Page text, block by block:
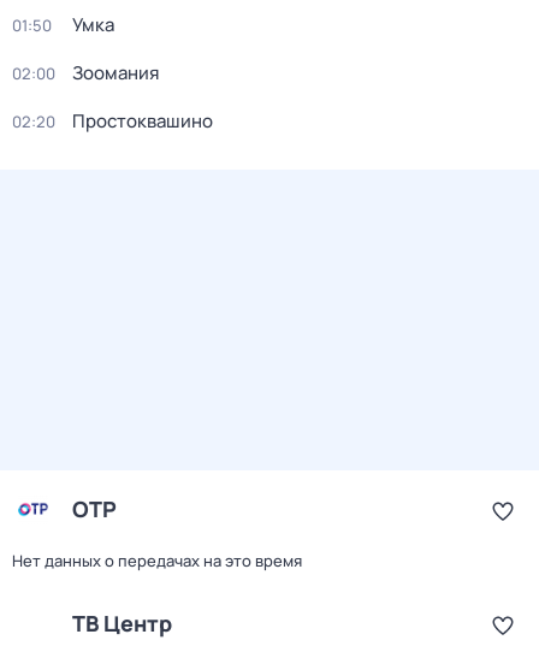
01:50 Умка
02:00 Зоомания
02:20 Простоквашино
ОТР
Нет данных о передачах на это время
ТВ Центр